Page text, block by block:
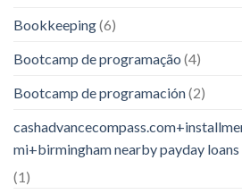
Bookkeeping(6)
Bootcamp de programação (4)
Bootcamp de programación(2)
mi+birmingham nearby payday loans
(1)